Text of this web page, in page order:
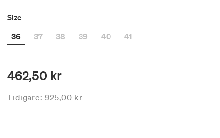
Size
36
37 38 39 40 41
462,50 kr
Priset är nedsatt från
Tidigare:925,00 krtill